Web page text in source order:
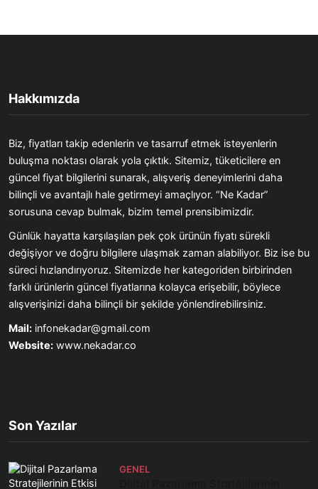
Hakkımızda
Biz, fiyatları takip edenlerin ve tasarruf etmek isteyenlerin
buluşma noktası olarak yola çıktık. Sitemiz, tüketicilere en
güncel fiyat bilgilerini sunarak, alışveriş deneyimlerini daha
bilinçli ve avantajlı hale getirmeyi amaçlıyor. “Ne Kadar”
sorusuna cevap bulmak, bizim temel prensibimizdir.
Günlük hayatta karşılaşılan pek çok ürünün fiyatı sürekli
değişiyor ve doğru bilgilere ulaşmak zaman alabiliyor. Biz ise bu
süreci hızlandırıyoruz. Sitemizde her kategoriden birbirinden
farklı ürünlerin güncel fiyatlarına kolayca erişebilir, böylece
alışverişinizi daha bilinçli bir şekilde yönlendirebilirsiniz.
Mail: infonekadar@gmail.com
Website: www.nekadar.co
Son Yazılar
GENEL